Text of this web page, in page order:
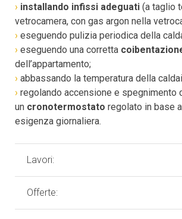
› installando infissi adeguati (a taglio
vetrocamera, con gas argon nella
› eseguendo pulizia periodica della
› eseguendo una corretta
dell’appartamento;
› abbassando la temperatura della
› regolando accensione e spegnimento
un cronotermostato regolato in base
esigenza giornaliera.
Lavori:
Offerte: